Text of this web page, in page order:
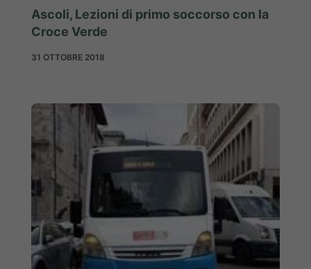
Ascoli, Lezioni di primo soccorso con la
Croce Verde
31 OTTOBRE 2018